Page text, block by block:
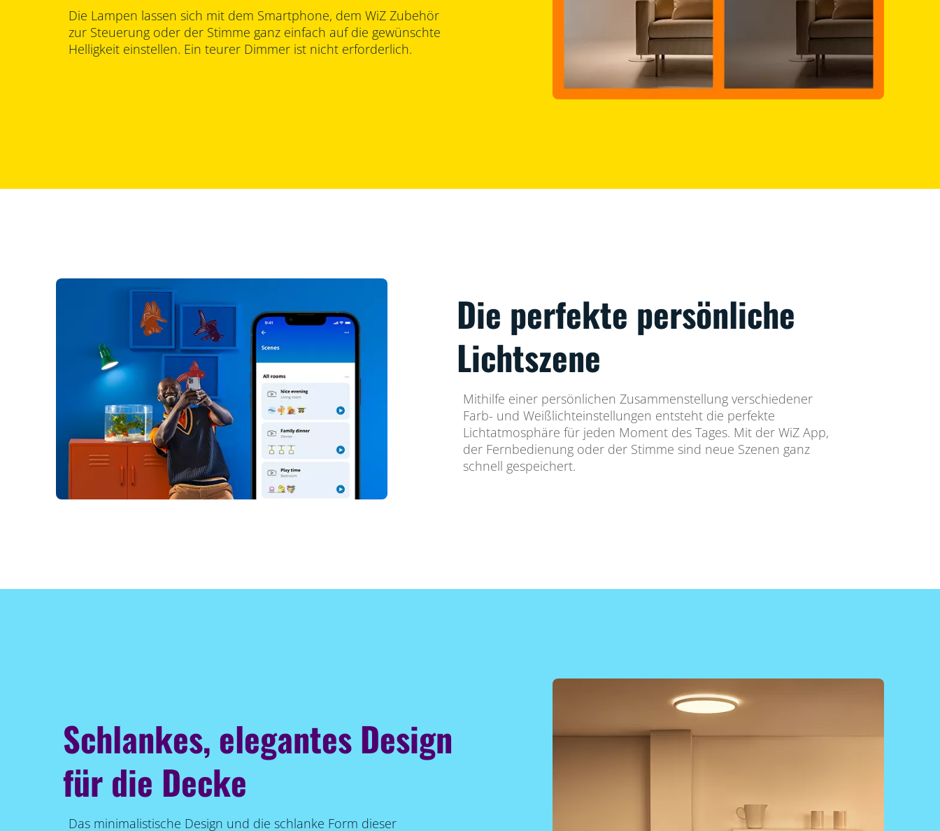
Die Lampen lassen sich mit dem Smartphone, dem WiZ Zubehör
zur Steuerung oder der Stimme ganz einfach auf die gewünschte
Helligkeit einstellen. Ein teurer Dimmer ist nicht erforderlich.
Die perfekte persönliche
Lichtszene
Mithilfe einer persönlichen Zusammenstellung verschiedener
Farb- und Weißlichteinstellungen entsteht die perfekte
Lichtatmosphäre für jeden Moment des Tages. Mit der WiZ App,
der Fernbedienung oder der Stimme sind neue Szenen ganz
schnell gespeichert.
Schlankes, elegantes Design
für die Decke
Das minimalistische Design und die schlanke Form dieser